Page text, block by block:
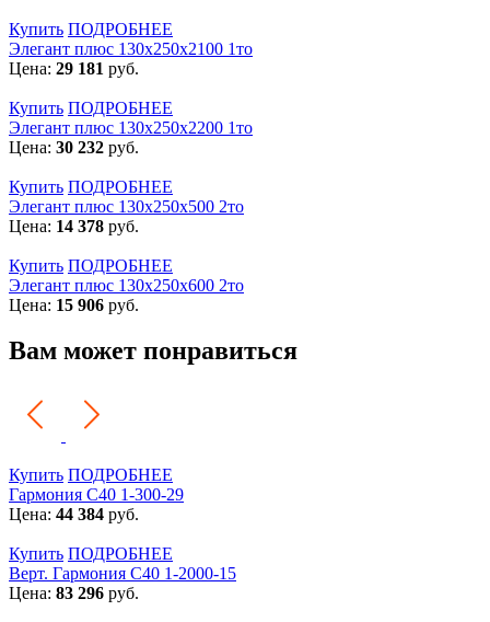
Купить ПОДРОБНЕЕ
Элегант плюс 130x250x2100 1то
Цена: 29 181 руб.
Купить ПОДРОБНЕЕ
Элегант плюс 130x250x2200 1то
Цена: 30 232 руб.
Купить ПОДРОБНЕЕ
Элегант плюс 130x250x500 2то
Цена: 14 378 руб.
Купить ПОДРОБНЕЕ
Элегант плюс 130x250x600 2то
Цена: 15 906 руб.
Вам может понравиться
Купить ПОДРОБНЕЕ
Гармония С40 1-300-29
Цена: 44 384 руб.
Купить ПОДРОБНЕЕ
Верт. Гармония С40 1-2000-15
Цена: 83 296 руб.